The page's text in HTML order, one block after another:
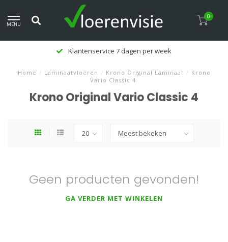
MENU
0
Klantenservice 7 dagen per week
Home / Laminaatvloeren / Krono Original Laminaat / Krono
Vario Classic 4
Krono Original Vario Classic 4
Geen producten gevonden!
GA VERDER MET WINKELEN